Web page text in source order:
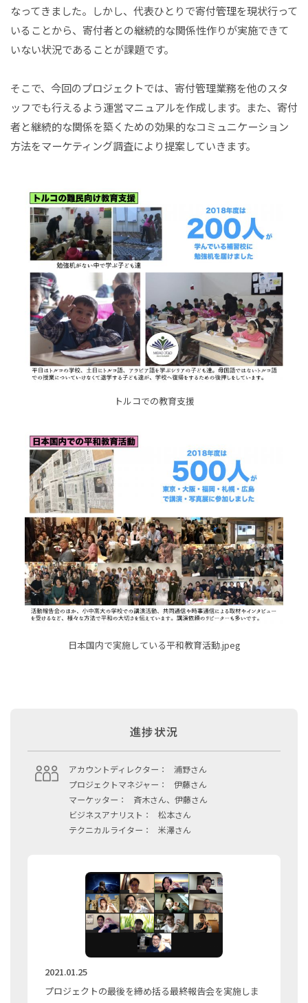
なってきました。しかし、代表ひとりで寄付管理を現状行って
いることから、寄付者との継続的な関係性作りが実施できて
いない状況であることが課題です。
そこで、今回のプロジェクトでは、寄付管理業務を他のスタ
ッフでも行えるよう運営マニュアルを作成します。また、寄付
者と継続的な関係を築くための効果的なコミュニケーション
方法をマーケティング調査により提案していきます。
トルコでの教育支援
日本国内で実施している平和教育活動.jpeg
進捗状況
アカウントディレクター：
浦野さん
プロジェクトマネジャー：
伊藤さん
マーケッター：
斉木さん、伊藤さん
ビジネスアナリスト：
松本さん
テクニカルライター：
米澤さん
2021.01.25
プロジェクトの最後を締め括る最終報告会を実施しま